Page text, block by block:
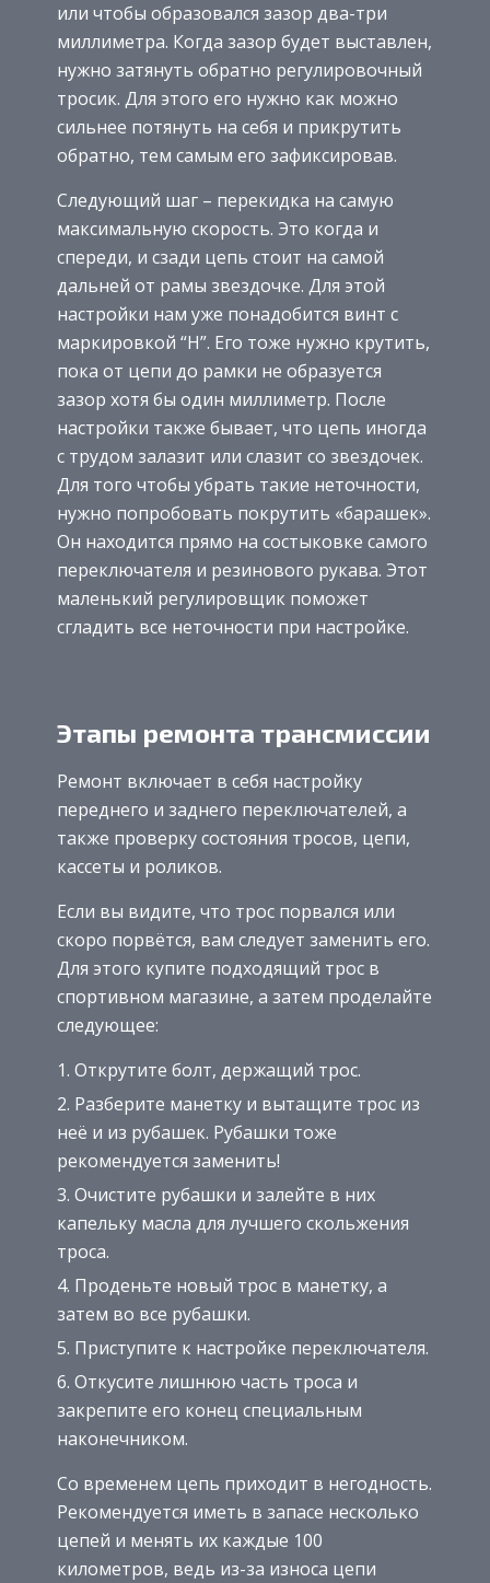
или чтобы образовался зазор два-три
миллиметра. Когда зазор будет выставлен,
нужно затянуть обратно регулировочный
тросик. Для этого его нужно как можно
сильнее потянуть на себя и прикрутить
обратно, тем самым его зафиксировав.
Следующий шаг – перекидка на самую
максимальную скорость. Это когда и
спереди, и сзади цепь стоит на самой
дальней от рамы звездочке. Для этой
настройки нам уже понадобится винт с
маркировкой “Н”. Его тоже нужно крутить,
пока от цепи до рамки не образуется
зазор хотя бы один миллиметр. После
настройки также бывает, что цепь иногда
с трудом залазит или слазит со звездочек.
Для того чтобы убрать такие неточности,
нужно попробовать покрутить «барашек».
Он находится прямо на состыковке самого
переключателя и резинового рукава. Этот
маленький регулировщик поможет
сгладить все неточности при настройке.
Этапы ремонта трансмиссии
Ремонт включает в себя настройку
переднего и заднего переключателей, а
также проверку состояния тросов, цепи,
кассеты и роликов.
Если вы видите, что трос порвался или
скоро порвётся, вам следует заменить его.
Для этого купите подходящий трос в
спортивном магазине, а затем проделайте
следующее:
Открутите болт, держащий трос.
Разберите манетку и вытащите трос из
неё и из рубашек. Рубашки тоже
рекомендуется заменить!
Очистите рубашки и залейте в них
капельку масла для лучшего скольжения
троса.
Проденьте новый трос в манетку, а
затем во все рубашки.
Приступите к настройке переключателя.
Откусите лишнюю часть троса и
закрепите его конец специальным
наконечником.
Со временем цепь приходит в негодность.
Рекомендуется иметь в запасе несколько
цепей и менять их каждые 100
километров, ведь из-за износа цепи